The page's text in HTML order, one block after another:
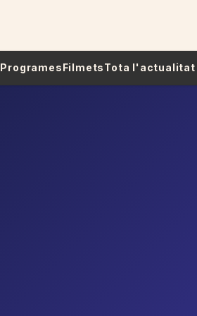
ProgramesFilmetsTota l'actualitat